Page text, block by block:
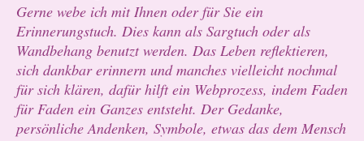
Gerne webe ich mit Ihnen oder für Sie ein
Erinnerungstuch. Dies kann als Sargtuch oder als
Wandbehang benutzt werden. Das Leben reflektieren,
sich dankbar erinnern und manches vielleicht nochmal
für sich klären, dafür hilft ein Webprozess, indem Faden
für Faden ein Ganzes entsteht. Der Gedanke,
persönliche Andenken, Symbole, etwas das dem Mensch